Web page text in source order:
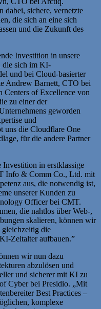
dabei, sichere, vernetzte
die sich an eine sich
und die Zukunft des
Investition in unsere
die sich im KI-
und bei Cloud-basierter
Andrew Barnett, CTO bei
Centers of Excellence von
zu einer der
geworden
und
uns die Cloudflare One
für die andere Partner
Investition in erstklassige
Info & Comm Co., Ltd. mit
aus, die notwendig ist,
unserer Kunden zu
Officer bei CMT.
die nahtlos über Web-,
skalieren, können wir
gleichzeitig die
Zeitalter aufbauen.”
wir nun dazu
abzulösen und
und sicherer mit KI zu
Cyber bei Presidio. „Mit
Best Practices –
komplexe